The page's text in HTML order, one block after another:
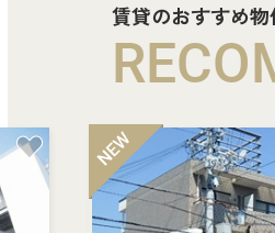
賃貸のおすすめ物